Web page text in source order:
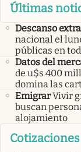
Últimas
Descanso extra
nacional el
públicas en
Datos del
de u$s 400
domina las
EmigrarVivir
buscan
alojamiento
Cotizaciones